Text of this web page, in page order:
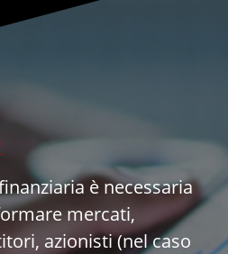
è necessaria
mercati,
azionisti (nel caso